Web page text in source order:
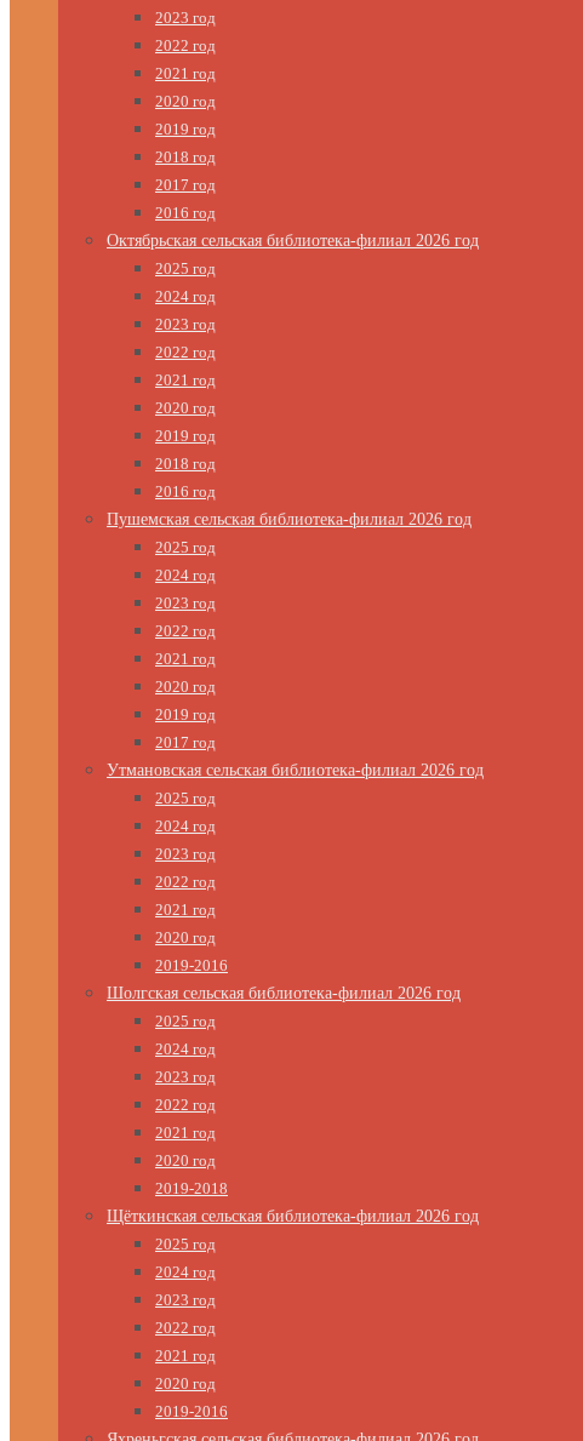
2023 год
2022 год
2021 год
2020 год
2019 год
2018 год
2017 год
2016 год
Октябрьская сельская библиотека-филиал 2026 год
2025 год
2024 год
2023 год
2022 год
2021 год
2020 год
2019 год
2018 год
2016 год
Пушемская сельская библиотека-филиал 2026 год
2025 год
2024 год
2023 год
2022 год
2021 год
2020 год
2019 год
2017 год
Утмановская сельская библиотека-филиал 2026 год
2025 год
2024 год
2023 год
2022 год
2021 год
2020 год
2019-2016
Шолгская сельская библиотека-филиал 2026 год
2025 год
2024 год
2023 год
2022 год
2021 год
2020 год
2019-2018
Щёткинская сельская библиотека-филиал 2026 год
2025 год
2024 год
2023 год
2022 год
2021 год
2020 год
2019-2016